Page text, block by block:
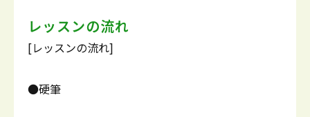
レッスンの流れ
[レッスンの流れ]
●硬筆